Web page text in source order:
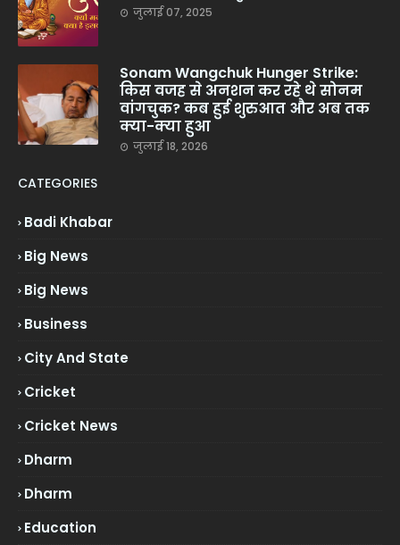
जुलाई 07, 2025
Sonam Wangchuk Hunger Strike:
किस वजह से अनशन कर रहे थे सोनम
वांगचुक? कब हुई शुरुआत और अब तक
क्या-क्या हुआ
जुलाई 18, 2026
CATEGORIES
Badi Khabar
Big News
Big News
Business
City And State
Cricket
Cricket News
Dharm
Dharm
Education